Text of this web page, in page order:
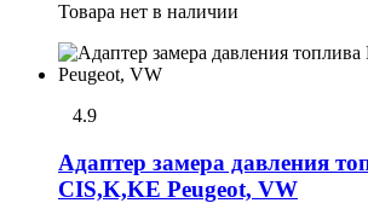
Товара нет в наличии
4.9
Адаптер замера давления
CIS,K,KE Peugeot, VW